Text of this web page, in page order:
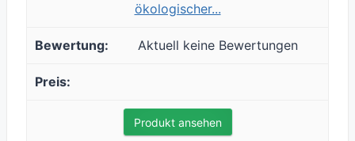
ökologischer...
Aktuell keine Bewertungen
Produkt ansehen